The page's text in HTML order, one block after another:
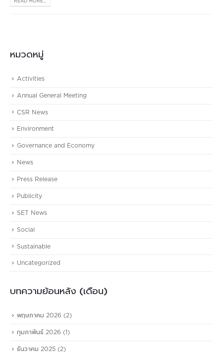
READ MORE...
หมวดหมู่
Activities
Annual General Meeting
CSR News
Environment
Governance and Economy
News
Press Release
Publicity
SET News
Social
Sustainable
Uncategorized
บทความย้อนหลัง (เดือน)
พฤษภาคม 2026 (2)
กุมภาพันธ์ 2026 (1)
ธันวาคม 2025 (2)